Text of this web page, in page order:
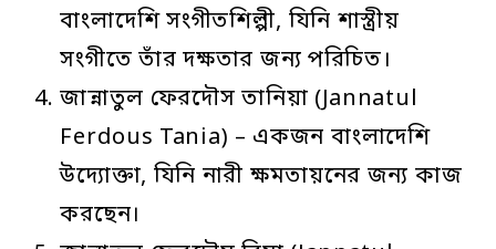
বাংলাদেশি সংগীতশিল্পী, যিনি শাস্ত্রীয়
সংগীতে তাঁর দক্ষতার জন্য পরিচিত।
জান্নাতুল ফেরদৌস তানিয়া (Jannatul
Ferdous Tania) – একজন বাংলাদেশি
উদ্যোক্তা, যিনি নারী ক্ষমতায়নের জন্য কাজ
করছেন।